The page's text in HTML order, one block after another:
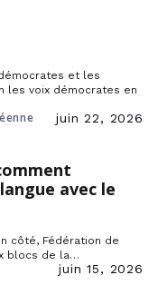
et les
les voix démocrates en
juin 22, 2026
avec le
côté, Fédération de
blocs de la…
juin 15, 2026